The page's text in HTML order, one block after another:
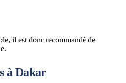
il est donc recommandé de
à Dakar